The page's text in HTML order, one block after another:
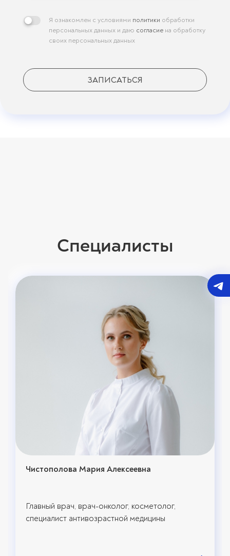
Я ознакомлен с условиями политики обработки
персональных данных и даю согласие на обработку
своих персональных данных
ЗАПИСАТЬСЯ
Специалисты
Чистополова Мария Алексеевна
Главный врач, врач-онколог, косметолог,
специалист антивозрастной медицины